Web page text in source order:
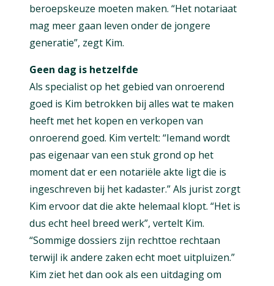
beroepskeuze moeten maken. “Het notariaat
mag meer gaan leven onder de jongere
generatie”, zegt Kim.
Geen dag is hetzelfde
Als specialist op het gebied van onroerend
goed is Kim betrokken bij alles wat te maken
heeft met het kopen en verkopen van
onroerend goed. Kim vertelt: “Iemand wordt
pas eigenaar van een stuk grond op het
moment dat er een notariële akte ligt die is
ingeschreven bij het kadaster.” Als jurist zorgt
Kim ervoor dat die akte helemaal klopt. “Het is
dus echt heel breed werk”, vertelt Kim.
“Sommige dossiers zijn rechttoe rechtaan
terwijl ik andere zaken echt moet uitpluizen.”
Kim ziet het dan ook als een uitdaging om